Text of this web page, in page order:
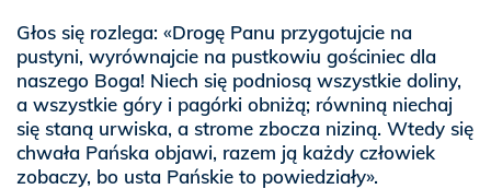
Głos się rozlega: «Drogę Panu przygotujcie na
pustyni, wyrównajcie na pustkowiu gościniec dla
naszego Boga! Niech się podniosą wszystkie doliny,
a wszystkie góry i pagórki obniżą; równiną niechaj
się staną urwiska, a strome zbocza niziną. Wtedy się
chwała Pańska objawi, razem ją każdy człowiek
zobaczy, bo usta Pańskie to powiedziały».